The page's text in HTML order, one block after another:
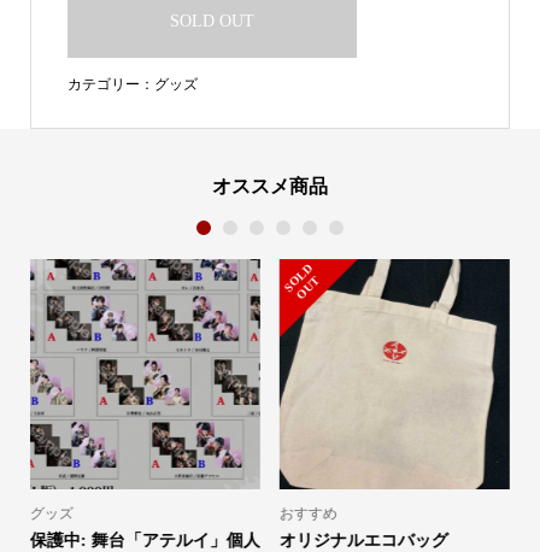
SOLD OUT
カテゴリー： グッズ
オススメ商品
グッズ
保護中: 舞台「アテルイ」個人
S
O
L
D
O
U
T
おすすめ
オリジナルエコバッグ
1 2 3 4 5 6